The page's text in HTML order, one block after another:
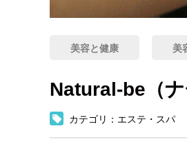
美容と健康 美
Natural-be（
カテゴリ：エステ・スパ